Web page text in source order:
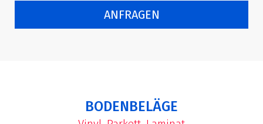
ANFRAGEN
BODENBELÄGE